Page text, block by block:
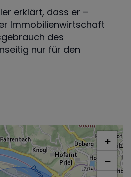
erklärt, dass er –
Immobilienwirtschaft
des
nur für den
+
−